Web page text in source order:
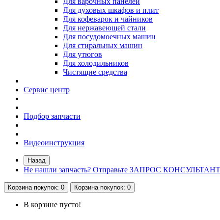
Для духовых шкафов и плит
Для кофеварок и чайников
Для нержавеющей стали
Для посудомоечных машин
Для стиральных машин
Для утюгов
Для холодильников
Чистящие средства
Сервис центр
Подбор запчасти
Видеоинструкция
Назад
Не нашли запчасть? Отправьте ЗАПРОС
Корзинапокупок: 0 Корзинапокупок: 0
В корзине пусто!